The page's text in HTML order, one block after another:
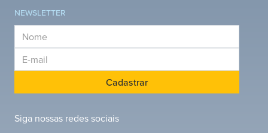
NEWSLETTER
Cadastrar
Siga nossas redes sociais